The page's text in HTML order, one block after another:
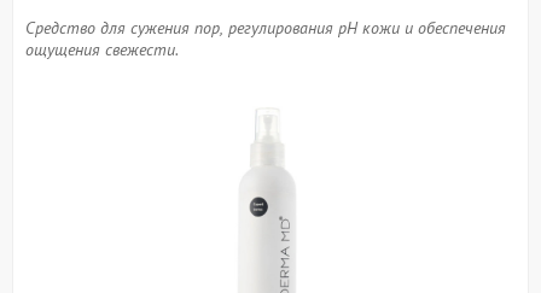
Средство для сужения пор, регулирования pH кожи и обеспечения
ощущения свежести.